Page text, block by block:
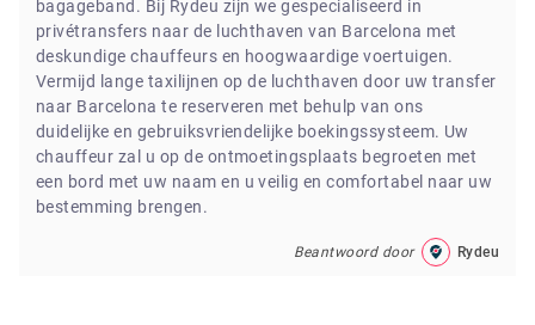
bagageband. Bij Rydeu zijn we gespecialiseerd in
privétransfers naar de luchthaven van Barcelona met
deskundige chauffeurs en hoogwaardige voertuigen.
Vermijd lange taxilijnen op de luchthaven door uw transfer
naar Barcelona te reserveren met behulp van ons
duidelijke en gebruiksvriendelijke boekingssysteem. Uw
chauffeur zal u op de ontmoetingsplaats begroeten met
een bord met uw naam en u veilig en comfortabel naar uw
bestemming brengen.
Beantwoord door Rydeu